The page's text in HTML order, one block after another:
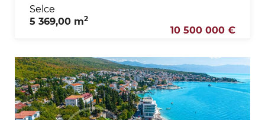
Selce
5 369,00 m2
10 500 000 €